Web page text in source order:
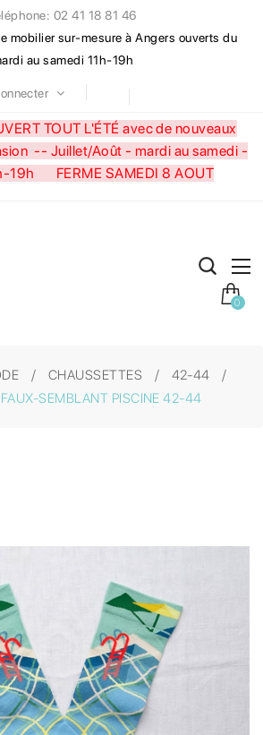
02 41 18 81 46
mobilier sur-mesure à Angers ouverts du
au samedi 11h-19h
TOUT L'ÉTÉ avec de nouveaux
-- Juillet/Août - mardi au samedi -
19h FERME SAMEDI 8 AOUT
0
CHAUSSETTES
42-44
SEMBLANT PISCINE 42-44